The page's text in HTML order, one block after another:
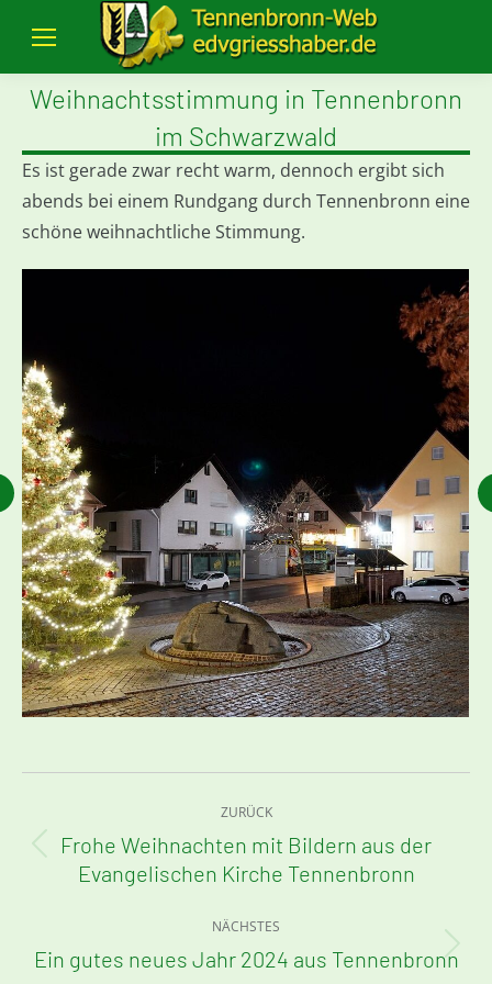
Weihnachtsstimmung in Tennenbronn
im Schwarzwald
Es ist gerade zwar recht warm, dennoch ergibt sich
abends bei einem Rundgang durch Tennenbronn eine
schöne weihnachtliche Stimmung.
ZURÜCK
Vorheriger
Beitrag:
Frohe Weihnachten mit Bildern aus der
Evangelischen Kirche Tennenbronn
NÄCHSTES
Nächster
Ein gutes neues Jahr 2024 aus Tennenbronn